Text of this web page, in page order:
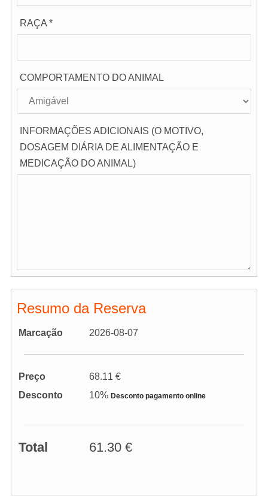
RAÇA *
COMPORTAMENTO DO ANIMAL
INFORMAÇÕES ADICIONAIS (O MOTIVO,
DOSAGEM DIÁRIA DE ALIMENTAÇÃO E
MEDICAÇÃO DO ANIMAL)
Resumo da Reserva
Marcação 2026-08-07
Preço
68.11 €
Desconto
10% Desconto pagamento online
Total 61.30 €